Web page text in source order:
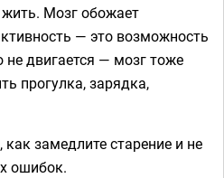
Мозг обожает
— это возможность
не двигается — мозг тоже
прогулка, зарядка,
, как замедлите старение и не
ошибок.